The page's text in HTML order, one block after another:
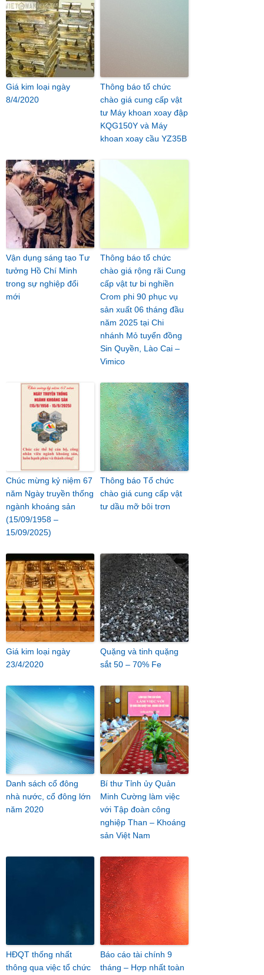
Giá kim loại ngày
8/4/2020
Thông báo tổ chức
chào giá cung cấp vật
tư Máy khoan xoay đập
KQG150Y và Máy
khoan xoay cầu YZ35B
Vận dụng sáng tạo Tư
tưởng Hồ Chí Minh
trong sự nghiệp đổi
mới
Thông báo tổ chức
chào giá rộng rãi Cung
cấp vật tư bi nghiền
Crom phi 90 phục vụ
sản xuất 06 tháng đầu
năm 2025 tại Chi
nhánh Mỏ tuyển đồng
Sin Quyền, Lào Cai –
Vimico
Chúc mừng kỷ niệm 67
năm Ngày truyền thống
ngành khoáng sản
(15/09/1958 –
15/09/2025)
Thông báo Tổ chức
chào giá cung cấp vật
tư dầu mỡ bôi trơn
Giá kim loại ngày
23/4/2020
Quặng và tinh quặng
sắt 50 – 70% Fe
Danh sách cổ đông
nhà nước, cổ đông lớn
năm 2020
Bí thư Tỉnh ủy Quản
Minh Cường làm việc
với Tập đoàn công
nghiệp Than – Khoáng
sản Việt Nam
HĐQT thống nhất
thông qua việc tổ chức
Báo cáo tài chính 9
tháng – Hợp nhất toàn